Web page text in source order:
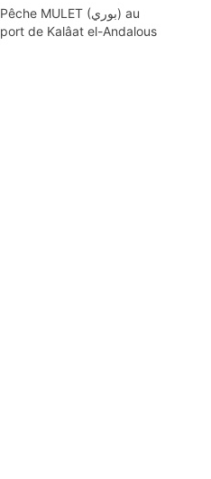
Pêche MULET (بوري) au
port de Kalâat el-Andalous